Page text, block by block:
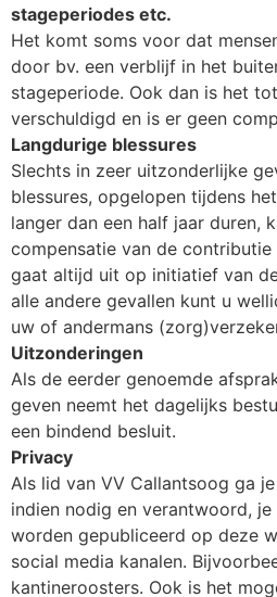
stageperiodes etc.
Het komt soms voor dat
door bv. een verblijf in het
stageperiode. Ook dan is het
verschuldigd en is er geen
Langdurige blessures
Slechts in zeer uitzonderlijke
blessures, opgelopen tijdens
langer dan een half jaar duren,
compensatie van de
gaat altijd uit op initiatief van
alle andere gevallen kunt u
uw of andermans
Uitzonderingen
Als de eerder genoemde
geven neemt het dagelijks
een bindend besluit.
Privacy
Als lid van VV Callantsoog ga
indien nodig en verantwoord,
worden gepubliceerd op deze
social media kanalen.
kantineroosters. Ook is het